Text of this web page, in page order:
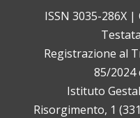
ISSN 3035-286X
Registrazione al
85/2024
Istituto
Risorgimento, 1